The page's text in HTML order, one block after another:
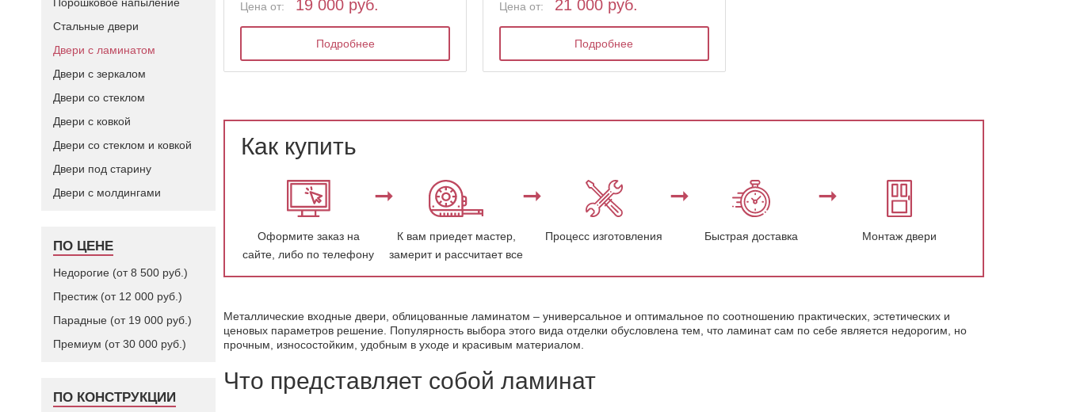
Стальные двери
Двери с ламинатом
Двери с зеркалом
Двери со стеклом
Двери с ковкой
Двери со стеклом и ковкой
Двери под старину
Двери с молдингами
ПО ЦЕНЕ
Недорогие (от 8 500 руб.)
Престиж (от 12 000 руб.)
Парадные (от 19 000 руб.)
Премиум (от 30 000 руб.)
ПО КОНСТРУКЦИИ
Цена от: 19 000 руб.
Подробнее
Цена от: 21 000 руб.
Подробнее
Как купить
Оформите заказ на
сайте, либо по телефону
К вам приедет мастер,
замерит и рассчитает все
Процесс изготовления Быстрая доставка Монтаж двери
Металлические входные двери, облицованные ламинатом – универсальное и оптимальное по соотношению практических, эстетических и
ценовых параметров решение. Популярность выбора этого вида отделки обусловлена тем, что ламинат сам по себе является недорогим, но
прочным, износостойким, удобным в уходе и красивым материалом.
Что представляет собой ламинат